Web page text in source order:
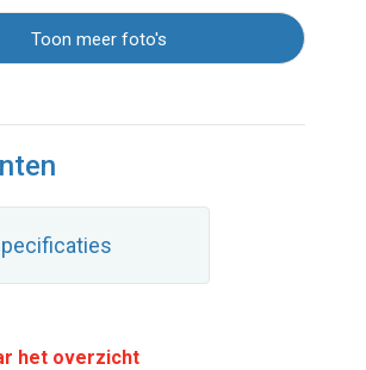
Toon meer foto's
het overzicht